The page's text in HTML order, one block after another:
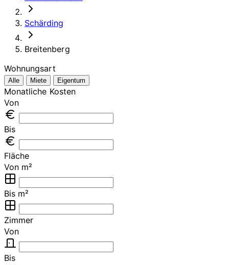
Schärding
Breitenberg
Wohnungsart
Alle Miete Eigentum
Monatliche Kosten
Von
Bis
Fläche
Von m²
Bis m²
Zimmer
Von
Bis